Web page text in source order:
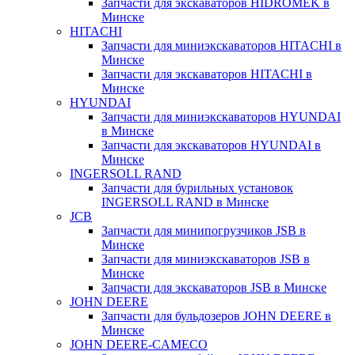
Запчасти для экскаваторов HIDROMEK в
Минске
HITACHI
Запчасти для миниэкскаваторов HITACHI в
Минске
Запчасти для экскаваторов HITACHI в
Минске
HYUNDAI
Запчасти для миниэкскаваторов HYUNDAI
в Минске
Запчасти для экскаваторов HYUNDAI в
Минске
INGERSOLL RAND
Запчасти для бурильных установок
INGERSOLL RAND в Минске
JCB
Запчасти для минипогрузчиков JSB в
Минске
Запчасти для миниэкскаваторов JSB в
Минске
Запчасти для экскаваторов JSB в Минске
JOHN DEERE
Запчасти для бульдозеров JOHN DEERE в
Минске
JOHN DEERE-CAMECO